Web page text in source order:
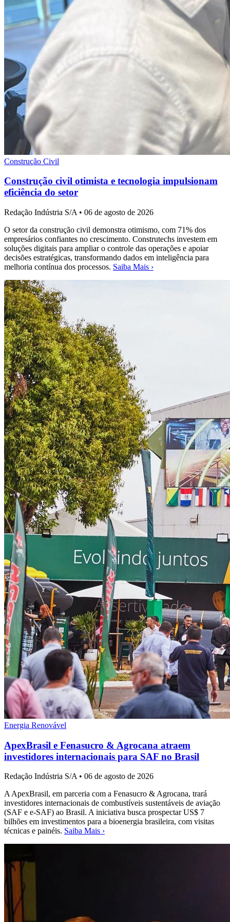
Construção Civil
Construção civil otimista e tecnologia impulsionam
eficiência do setor
Redação Indústria S/A • 06 de agosto de 2026
O setor da construção civil demonstra otimismo, com 71% dos
empresários confiantes no crescimento. Construtechs investem em
soluções digitais para ampliar o controle das operações e apoiar
decisões estratégicas, transformando dados em inteligência para
melhoria contínua dos processos. Saiba Mais ›
Energia Renovável
ApexBrasil e Fenasucro & Agrocana atraem
investidores internacionais para SAF no Brasil
Redação Indústria S/A • 06 de agosto de 2026
A ApexBrasil, em parceria com a Fenasucro & Agrocana, trará
investidores internacionais de combustíveis sustentáveis de aviação
(SAF e e-SAF) ao Brasil. A iniciativa busca prospectar US$ 7
bilhões em investimentos para a bioenergia brasileira, com visitas
técnicas e painéis. Saiba Mais ›